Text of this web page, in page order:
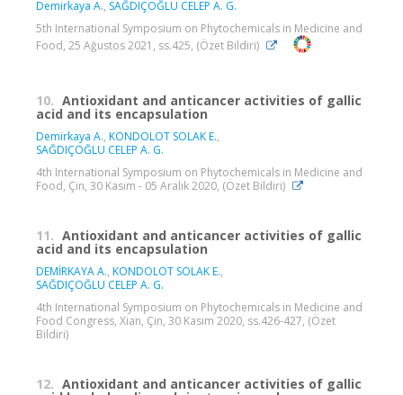
Demirkaya A., SAĞDIÇOĞLU CELEP A. G.
5th International Symposium on Phytochemicals in Medicine and
Food, 25 Ağustos 2021, ss.425, (Özet Bildiri)
10. Antioxidant and anticancer activities of gallic
acid and its encapsulation
Demirkaya A., KONDOLOT SOLAK E.,
SAĞDIÇOĞLU CELEP A. G.
4th International Symposium on Phytochemicals in Medicine and
Food, Çin, 30 Kasım - 05 Aralık 2020, (Özet Bildiri)
11. Antioxidant and anticancer activities of gallic
acid and its encapsulation
DEMİRKAYA A., KONDOLOT SOLAK E.,
SAĞDIÇOĞLU CELEP A. G.
4th International Symposium on Phytochemicals in Medicine and
Food Congress, Xian, Çin, 30 Kasım 2020, ss.426-427, (Özet
Bildiri)
12. Antioxidant and anticancer activities of gallic